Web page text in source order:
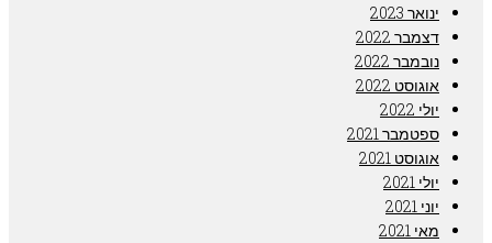
ינואר 2023
דצמבר 2022
נובמבר 2022
אוגוסט 2022
יולי 2022
ספטמבר 2021
אוגוסט 2021
יולי 2021
יוני 2021
מאי 2021